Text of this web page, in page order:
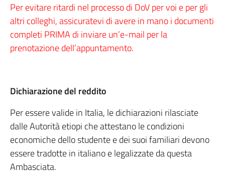
Per evitare ritardi nel processo di DoV per voi e per gli
altri colleghi, assicuratevi di avere in mano i documenti
completi PRIMA di inviare un’e-mail per la
prenotazione dell’appuntamento.
Dichiarazione del reddito
Per essere valide in Italia, le dichiarazioni rilasciate
dalle Autorità etiopi che attestano le condizioni
economiche dello studente e dei suoi familiari devono
essere tradotte in italiano e legalizzate da questa
Ambasciata.